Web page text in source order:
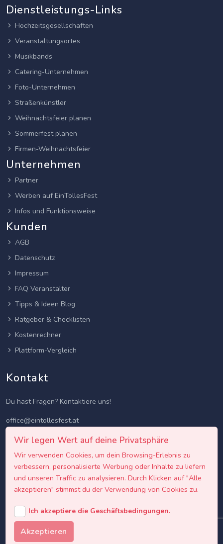
Dienstleistungs-Links
Hochzeitsgesellschaften
Veranstaltungsortes
Musikbands
Catering-Unternehmen
Foto-Unternehmen
Straßenkünstler
Weihnachtsfeier planen
Sommerfest planen
Firmen-Weihnachtsfeier
Unternehmen
Partner
Werben auf EinTollesFest
Infos und Funktionsweise
Kunden
AGB
Datenschutz
Impressum
FAQ Veranstalter
Tipps & Ideen Blog
Ratgeber & Checklisten
Kostenrechner
Plattform-Vergleich
Kontakt
Du hast Fragen? Kontaktiere uns!
office@eintollesfest.at
Wir legen Wert auf deine Privatsphäre
Wir verwenden Cookies, um dein Browsing-Erlebnis zu
verbessern, personalisierte Werbung oder Inhalte zu liefern
und unseren Traffic zu analysieren. Durch Klicken auf "Alle
akzeptieren" stimmst du der Verwendung von Cookies zu.
Ich akzeptiere die Geschäftsbedingungen.
Akzeptieren